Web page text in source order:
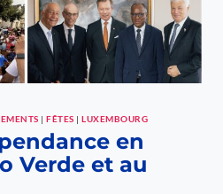
| FÊTES | LUXEMBOURG
en
Verde et au